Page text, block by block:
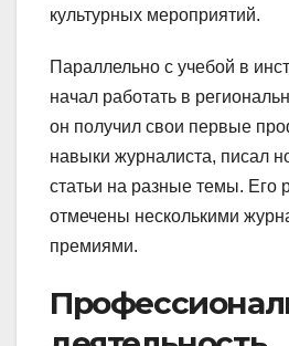
культурных мероприятий.
Параллельно с учебой в
начал работать в
он получил свои первые
навыки журналиста, писал
статьи на разные темы. Его
отмечены несколькими
премиями.